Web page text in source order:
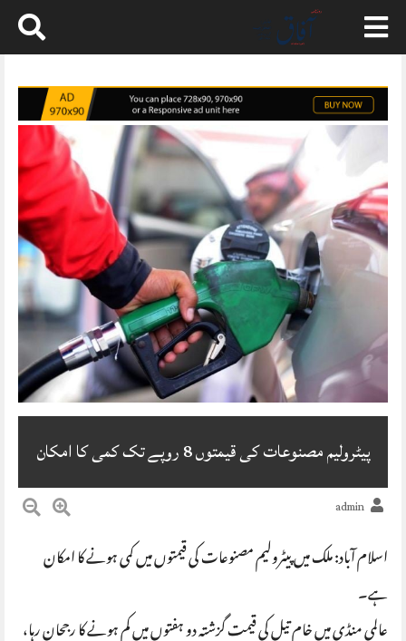
Skip
content
پیٹرولیم مصنوعات کی قیمتوں 8 روپے تک کمی کا امکان
admin
اسلام آباد: ملک میں پیٹرولیم مصنوعات کی قیمتوں میں کمی ہونے کا امکان
ہے۔